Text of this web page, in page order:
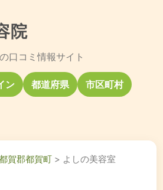
院
口コミ情報サイト
ン 都道府県 市区町村
賀郡都賀町 > よしの美容室